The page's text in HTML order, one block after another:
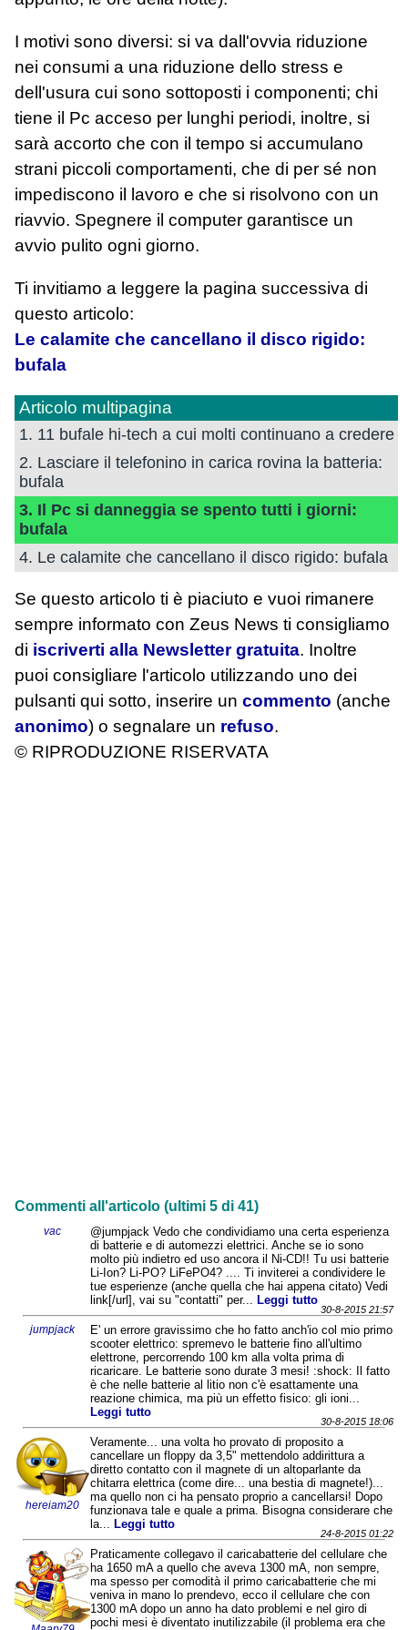
I motivi sono diversi: si va dall'ovvia riduzione
nei consumi a una riduzione dello stress e
dell'usura cui sono sottoposti i componenti; chi
tiene il Pc acceso per lunghi periodi, inoltre, si
sarà accorto che con il tempo si accumulano
strani piccoli comportamenti, che di per sé non
impediscono il lavoro e che si risolvono con un
riavvio. Spegnere il computer garantisce un
avvio pulito ogni giorno.
Ti invitiamo a leggere la pagina successiva di
questo articolo:
Le calamite che cancellano il disco rigido:
bufala
Articolo multipagina
1. 11 bufale hi-tech a cui molti continuano a credere
2. Lasciare il telefonino in carica rovina la batteria:
bufala
3. Il Pc si danneggia se spento tutti i giorni:
bufala
4. Le calamite che cancellano il disco rigido: bufala
Se questo articolo ti è piaciuto e vuoi rimanere
sempre informato con Zeus News ti consigliamo
di iscriverti alla Newsletter gratuita. Inoltre
puoi consigliare l'articolo utilizzando uno dei
pulsanti qui sotto, inserire un commento (anche
anonimo) o segnalare un refuso.
© RIPRODUZIONE RISERVATA
Commenti all'articolo (ultimi 5 di 41)
vac
@jumpjack Vedo che condividiamo una certa esperienza
di batterie e di automezzi elettrici. Anche se io sono
molto più indietro ed uso ancora il Ni-CD!! Tu usi batterie
Li-Ion? Li-PO? LiFePO4? .... Ti inviterei a condividere le
tue esperienze (anche quella che hai appena citato) Vedi
link[/url], vai su "contatti" per... Leggi tutto
30-8-2015 21:57
jumpjack
E' un errore gravissimo che ho fatto anch'io col mio primo
scooter elettrico: spremevo le batterie fino all'ultimo
elettrone, percorrendo 100 km alla volta prima di
ricaricare. Le batterie sono durate 3 mesi! :shock: Il fatto
è che nelle batterie al litio non c'è esattamente una
reazione chimica, ma più un effetto fisico: gli ioni...
Leggi tutto
30-8-2015 18:06
hereiam20
Veramente... una volta ho provato di proposito a
cancellare un floppy da 3,5" mettendolo addirittura a
diretto contatto con il magnete di un altoparlante da
chitarra elettrica (come dire... una bestia di magnete!)...
ma quello non ci ha pensato proprio a cancellarsi! Dopo
funzionava tale e quale a prima. Bisogna considerare che
la...
Leggi tutto
24-8-2015 01:22
Praticamente collegavo il caricabatterie del cellulare che
ha 1650 mA a quello che aveva 1300 mA, non sempre,
ma spesso per comodità il primo caricabatterie che mi
veniva in mano lo prendevo, ecco il cellulare che con
1300 mA dopo un anno ha dato problemi e nel giro di
pochi mesi è diventato inutilizzabile (il problema era che